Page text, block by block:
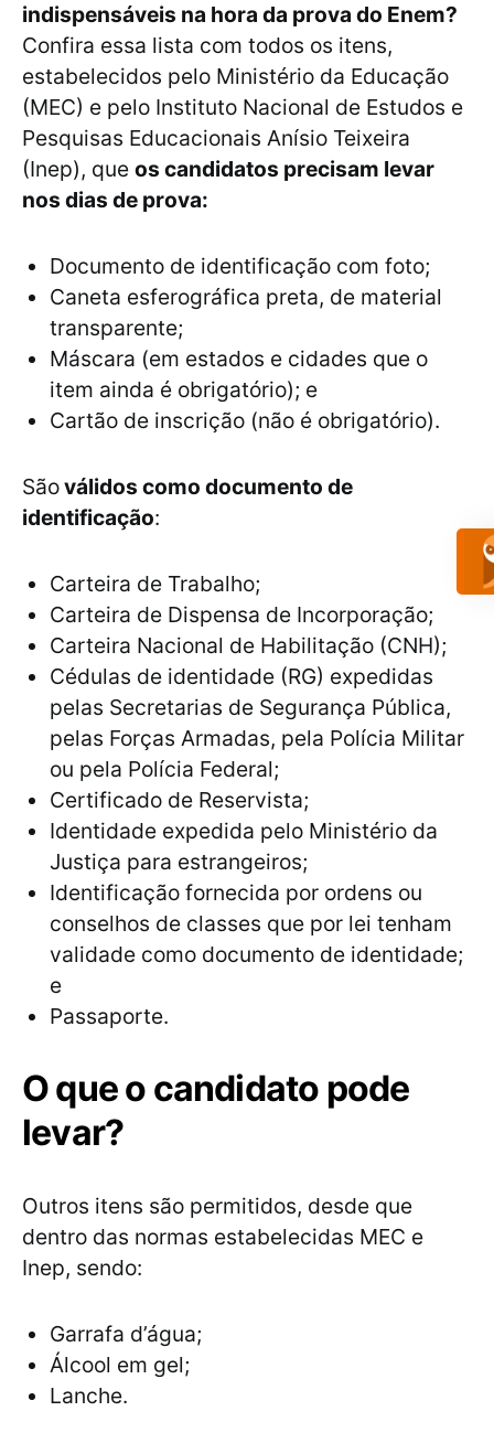
indispensáveis na hora da prova do Enem?
Confira essa lista com todos os itens,
estabelecidos pelo Ministério da Educação
(MEC) e pelo Instituto Nacional de Estudos e
Pesquisas Educacionais Anísio Teixeira
(Inep), que os candidatos precisam levar
nos dias de prova:
Documento de identificação com foto;
Caneta esferográfica preta, de material
transparente;
Máscara (em estados e cidades que o
item ainda é obrigatório); e
Cartão de inscrição (não é obrigatório).
Sãoválidos como documento de
identificação:
Carteira de Trabalho;
Carteira de Dispensa de Incorporação;
Carteira Nacional de Habilitação (CNH);
Cédulas de identidade (RG) expedidas
pelas Secretarias de Segurança Pública,
pelas Forças Armadas, pela Polícia Militar
ou pela Polícia Federal;
Certificado de Reservista;
Identidade expedida pelo Ministério da
Justiça para estrangeiros;
Identificação fornecida por ordens ou
conselhos de classes que por lei tenham
validade como documento de identidade;
e
Passaporte.
O que o candidato pode
levar?
Outros itens são permitidos, desde que
dentro das normas estabelecidas MEC e
Inep, sendo:
Garrafa d’água;
Álcool em gel;
Lanche.